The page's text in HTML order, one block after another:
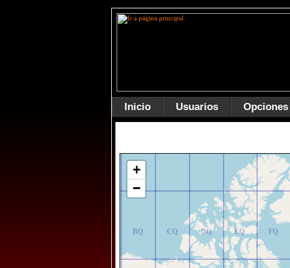
Inicio Usuarios Opciones
BQ
BR
CQ
CR
DQ
DR
EQ
ER
FQ
FR
+
−